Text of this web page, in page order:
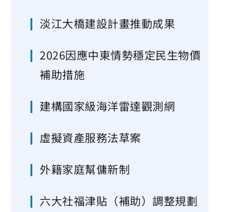
淡江大橋建設計畫推動成果
2026因應中東情勢穩定民生物價
補助措施
建構國家級海洋雷達觀測網
虛擬資產服務法草案
外籍家庭幫傭新制
六大社福津貼（補助）調整規劃